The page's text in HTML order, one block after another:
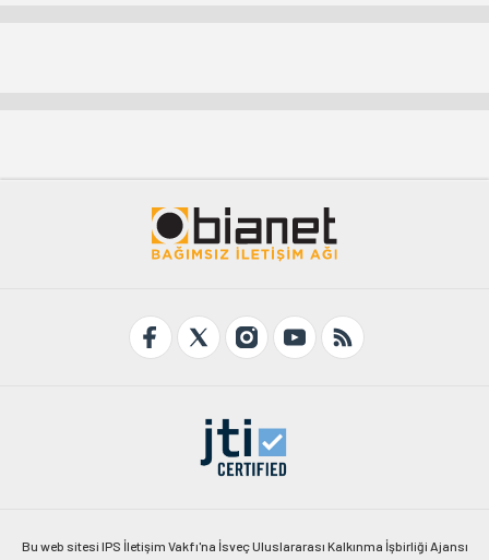
Bu web sitesi IPS İletişim Vakfı'na İsveç Uluslararası Kalkınma İşbirliği Ajansı